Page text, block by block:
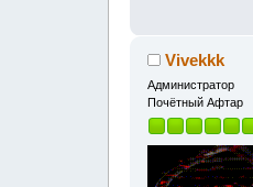
Vivekkk
Администратор
Почётный Афтар